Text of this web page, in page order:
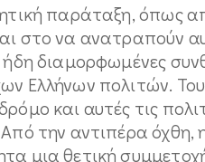
παράταξη, όπως
στο να ανατραπούν
ήδη διαμορφωμένες
Ελλήνων πολιτών.
και αυτές τις
την αντιπέρα όχθη,
μια θετική